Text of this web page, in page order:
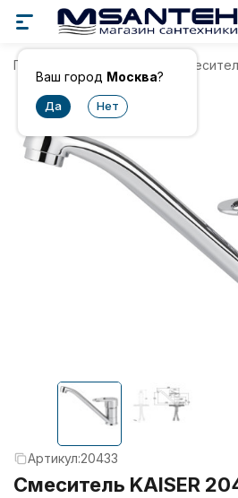
Ваш город Москва?
Главная
Артикул:20433
Смеситель KAISER